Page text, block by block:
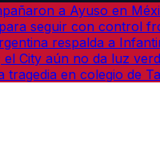
a Ayuso en
seguir con control
respalda a
City aún no da luz
tragedia en colegio de